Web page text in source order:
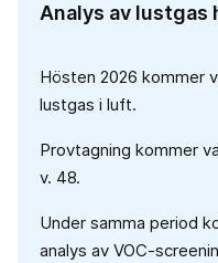
Analys av lustgas
Hösten 2026 kommer
lustgas i luft.
Provtagning kommer
v. 48.
Under samma period
analys av VOC-